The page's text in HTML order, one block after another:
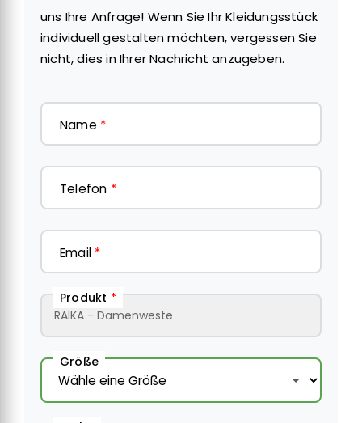
uns Ihre Anfrage! Wenn Sie Ihr Kleidungsstück
individuell gestalten möchten, vergessen Sie
nicht, dies in Ihrer Nachricht anzugeben.
Name *
Telefon *
Email *
Produkt *
Größe